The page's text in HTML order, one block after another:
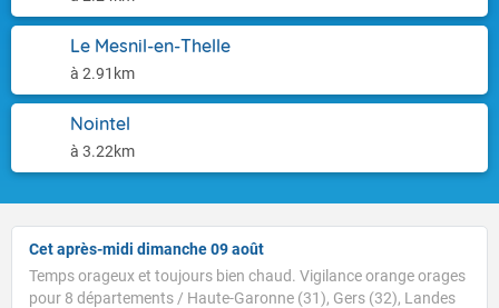
Le Mesnil-en-Thelle
à 2.91km
Nointel
à 3.22km
Cet après-midi dimanche 09 août
Temps orageux et toujours bien chaud. Vigilance orange orages
pour 8 départements / Haute-Garonne (31), Gers (32), Landes